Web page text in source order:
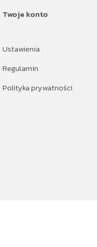
Twoje konto
Ustawienia
Regulamin
Polityka prywatności